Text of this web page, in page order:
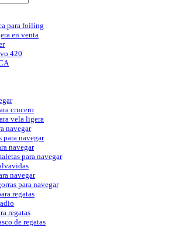
para foiling
en venta
420
crucero
vela ligera
navegar
para navegar
navegar
para navegar
navegar
para navegar
regatas
regatas
de regatas